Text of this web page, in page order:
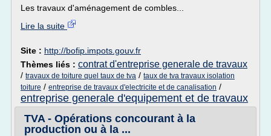
Les travaux d'aménagement de combles...
Lire la suite
Site : http://bofip.impots.gouv.fr
Thèmes liés : contrat d'entreprise generale de travaux
/ travaux de toiture quel taux de tva / taux de tva travaux isolation
toiture / entreprise de travaux d'electricite et de canalisation /
entreprise generale d'equipement et de travaux
TVA - Opérations concourant à la
production ou à la ...